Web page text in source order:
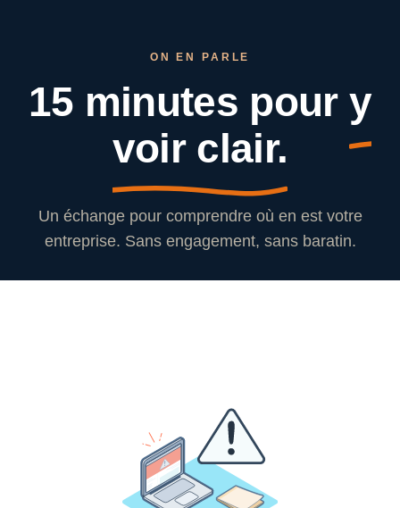
ON EN PARLE
15 minutes pour y
voir clair.
Un échange pour comprendre où en est votre
entreprise. Sans engagement, sans baratin.